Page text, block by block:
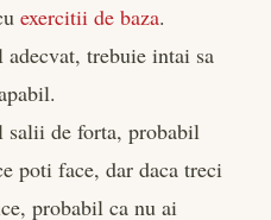
exercitii de baza.
adecvat, trebuie intai sa
salii de forta, probabil
poti face, dar daca treci
probabil ca nu ai